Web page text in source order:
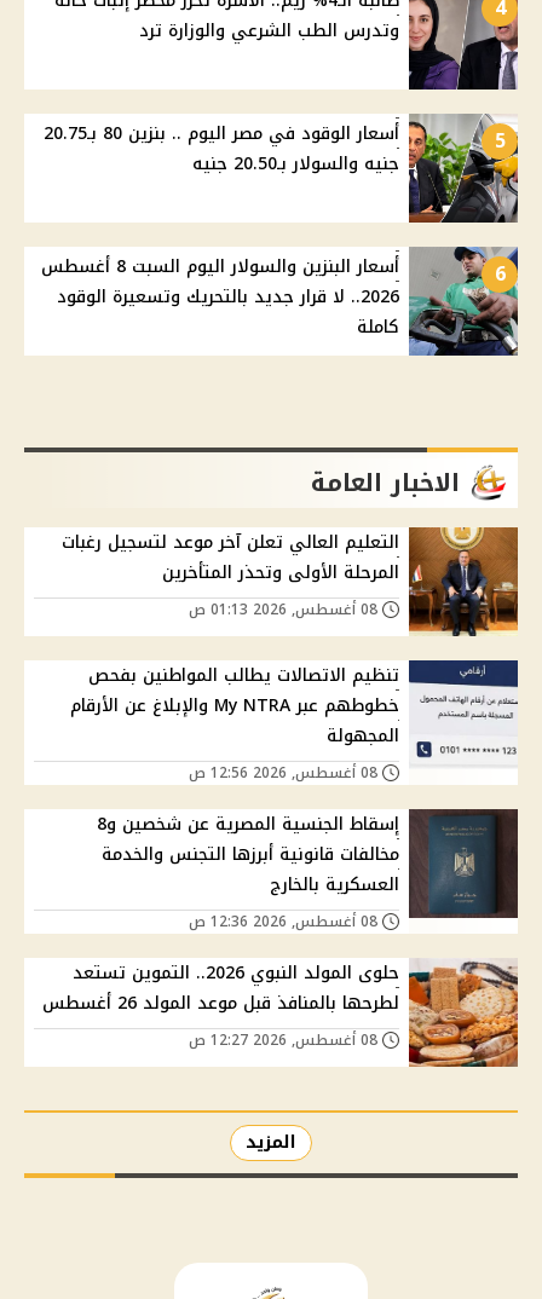
4
وتدرس الطب الشرعي والوزارة ترد
5
أسعار الوقود في مصر اليوم .. بنزين 80 بـ20.75
جنيه والسولار بـ20.50 جنيه
6
أسعار البنزين والسولار اليوم السبت 8 أغسطس
2026.. لا قرار جديد بالتحريك وتسعيرة الوقود
كاملة
الاخبار العامة
التعليم العالي تعلن آخر موعد لتسجيل رغبات
المرحلة الأولى وتحذر المتأخرين
تنظيم الاتصالات يطالب المواطنين بفحص
خطوطهم عبر My NTRA والإبلاغ عن الأرقام
المجهولة
إسقاط الجنسية المصرية عن شخصين و8
مخالفات قانونية أبرزها التجنس والخدمة
العسكرية بالخارج
حلوى المولد النبوي 2026.. التموين تستعد
لطرحها بالمنافذ قبل موعد المولد 26 أغسطس
المزيد